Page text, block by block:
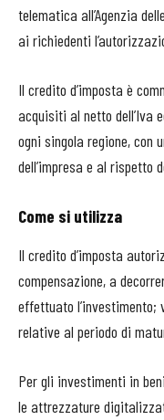
telematica all’Agenzia
ai richiedenti
Il credito d’imposta è
acquisiti al netto dell’Iva
ogni singola regione, con
dell’impresa e al rispetto
Come si utilizza
Il credito d’imposta
compensazione, a
effettuato
relative al periodo di
Per gli investimenti in
le attrezzature